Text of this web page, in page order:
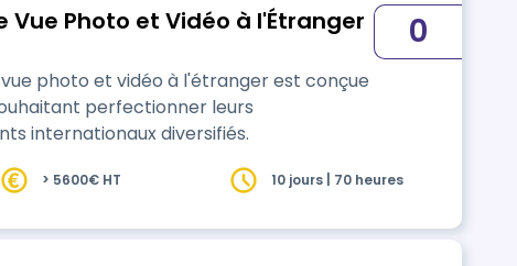
Photo et Vidéo à l'Étranger
photo et vidéo à l'étranger est conçue
perfectionner leurs
internationaux diversifiés.
0
> 5600€ HT 10 jours | 70 heures